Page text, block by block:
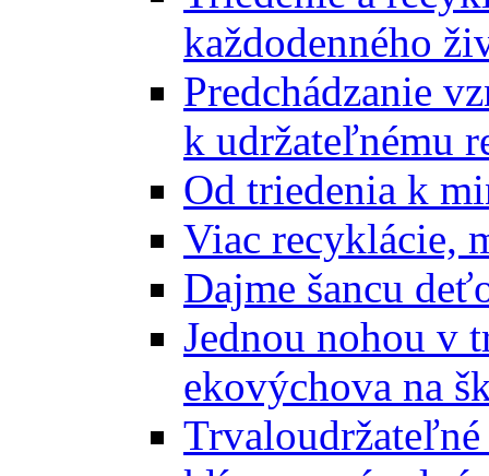
každodenného
Predchádzanie
k udržateľnému
Od triedenia k
Viac recyklácie,
Dajme šancu
Jednou nohou v
ekovýchova na